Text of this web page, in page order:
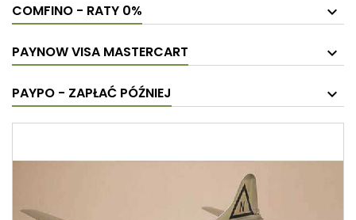
COMFINO - RATY 0%
PAYNOW VISA MASTERCART
PAYPO - ZAPŁAĆ PÓŹNIEJ